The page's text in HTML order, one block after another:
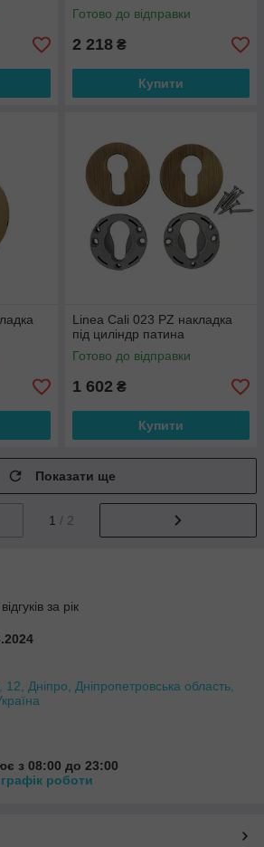
Готово до відправки
2 218 ₴
Купити
Linea Cali 023 PZ накладка
під циліндр патина
Готово до відправки
1 602 ₴
Купити
Показати ще
1 / 2
за рік
12, Дніпро, Дніпропетровська область,
з 08:00 до 23:00
роботи